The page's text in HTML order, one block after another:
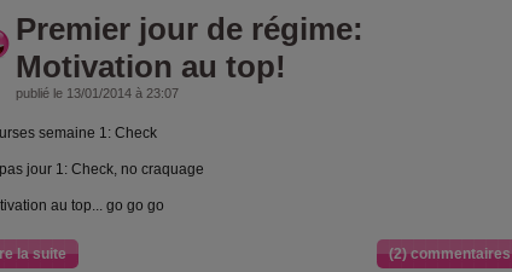
Premier jour de régime:
Motivation au top!
publié le 13/01/2014 à 23:07
semaine 1: Check
jour 1: Check, no craquage
au top... go go go
la suite (2) commentaires